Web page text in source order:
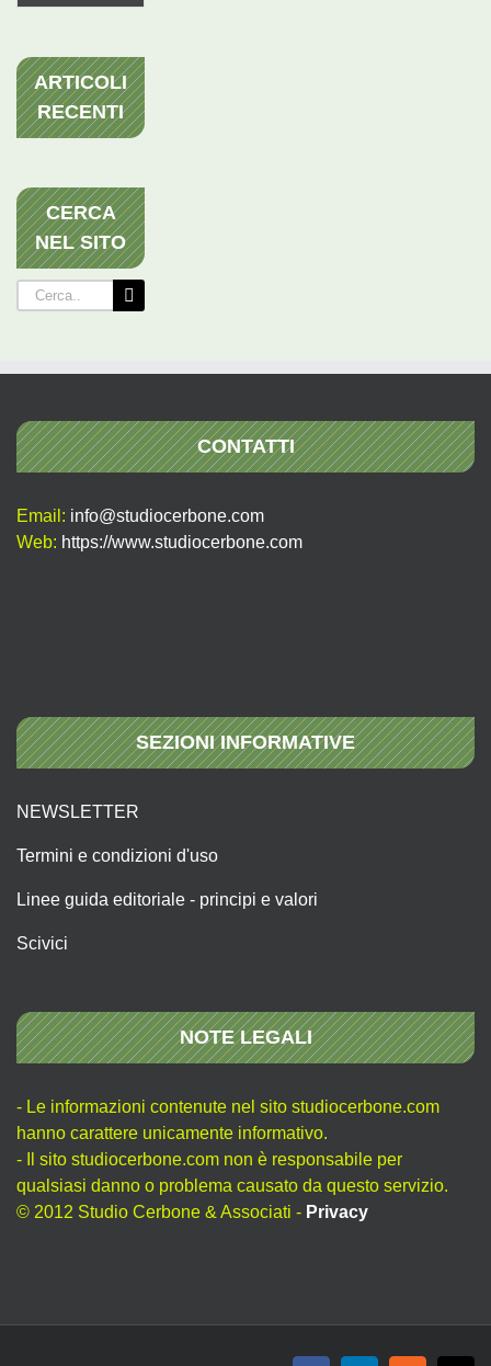
ARTICOLI
RECENTI
CERCA
NEL SITO
Cerca
per:
CONTATTI
Email: info@studiocerbone.com
Web: https://www.studiocerbone.com
SEZIONI INFORMATIVE
NEWSLETTER
Termini e condizioni d'uso
Linee guida editoriale - principi e valori
Scivici
NOTE LEGALI
- Le informazioni contenute nel sito studiocerbone.com
hanno carattere unicamente informativo.
- Il sito studiocerbone.com non è responsabile per
qualsiasi danno o problema causato da questo servizio.
© 2012 Studio Cerbone & Associati - Privacy